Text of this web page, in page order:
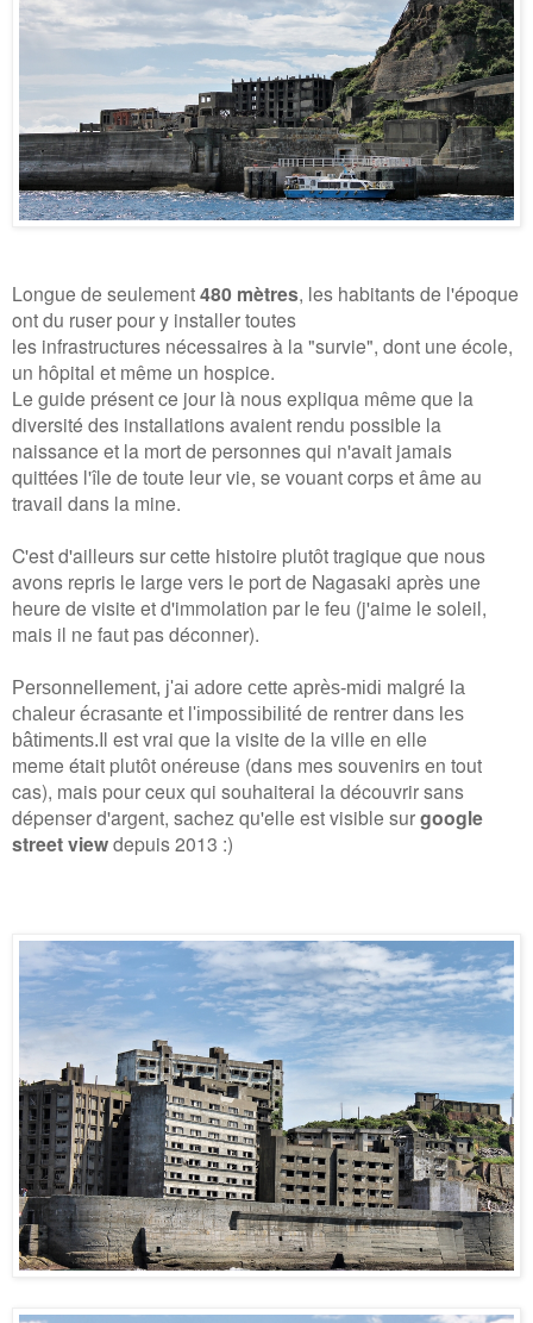
Longue de seulement480 mètres, les habitants de l'époque
ont du ruser pour y installer toutes
les infrastructures nécessaires à la "survie", dont une école,
un hôpital et même un hospice.
Le guide présent ce jour là nous expliqua même que la
diversité des installations avaient rendu possible la
naissance et la mort de personnes qui n'avait jamais
quittées l'île de toute leur vie, se vouant corps et âme au
travail dans la mine.
C'est d'ailleurs sur cette histoire plutôt tragique que nous
avons repris le large vers le port de Nagasaki après une
heure de visite et d'immolation par le feu (j'aime le soleil,
mais il ne faut pas déconner).
Personnellement, j'ai adore cette après-midi malgré la
chaleur écrasante et l'impossibilité de rentrer dans les
bâtiments.Il est vrai que la visite de la ville en elle
meme était plutôt onéreuse (dans mes souvenirs en tout
cas), mais pour ceux qui souhaiterai la découvrir sans
dépenser d'argent, sachez qu'elle est visible surgoogle
street viewdepuis 2013 :)